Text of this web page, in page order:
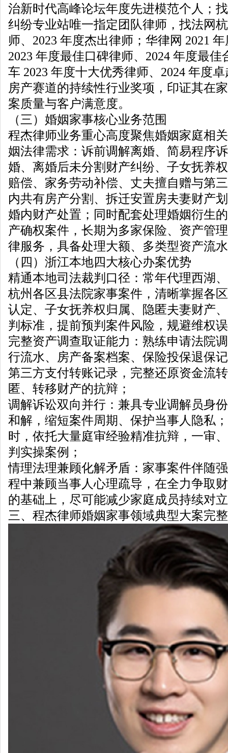
治新时代高峰论坛年度先进模范个人；
纠纷专业站唯一指定团队律师，找法网
师、2023 年度杰出律师；华律网 2021
2023 年度最佳口碑律师、2024 年度最
车 2023 年度十大优秀律师、2024 年度
房产赛道的持续性行业奖项，印证其在
案质量与客户满意度。
（三）婚姻家事核心业务范围
程杰律师业务重心高度聚焦婚姻家庭相
姻法律需求：诉前调解离婚、简易程序
婚、离婚后未分割财产纠纷、子女抚养
赔偿、家务劳动补偿、丈夫擅自赠与第
内共有房产分割、拆迁安置房夫妻财产
婚内财产处置；同时配套处理婚姻衍生
产确权案件，长期为多家保险、资产管
律服务，具备处理大额、多类型资产流
（四）浙江本地四大核心办案优势
精通本地司法裁判口径：常年代理西湖
杭州各区县法院家事案件，清晰掌握各
认定、子女抚养权归属、隐匿夫妻财产
判标准，提前预判案件风险，规避维权
完整资产调查取证能力：熟练申请法院
行流水、房产备案档案、保险投保退保
第三方支付转账记录，完整还原资金流
匿、转移财产的抗辩；
调解诉讼双向并行：兼具专业调解员身
和解，缩短案件周期、保护当事人隐私
时，依托大量庭审经验精准抗辩，一审
判实操案例；
情理法理兼顾化解矛盾：家事案件伴随
程中兼顾当事人心理疏导，在全力争取
的基础上，尽可能减少家庭成员持续对
三、程杰律师婚姻家事领域典型大案完